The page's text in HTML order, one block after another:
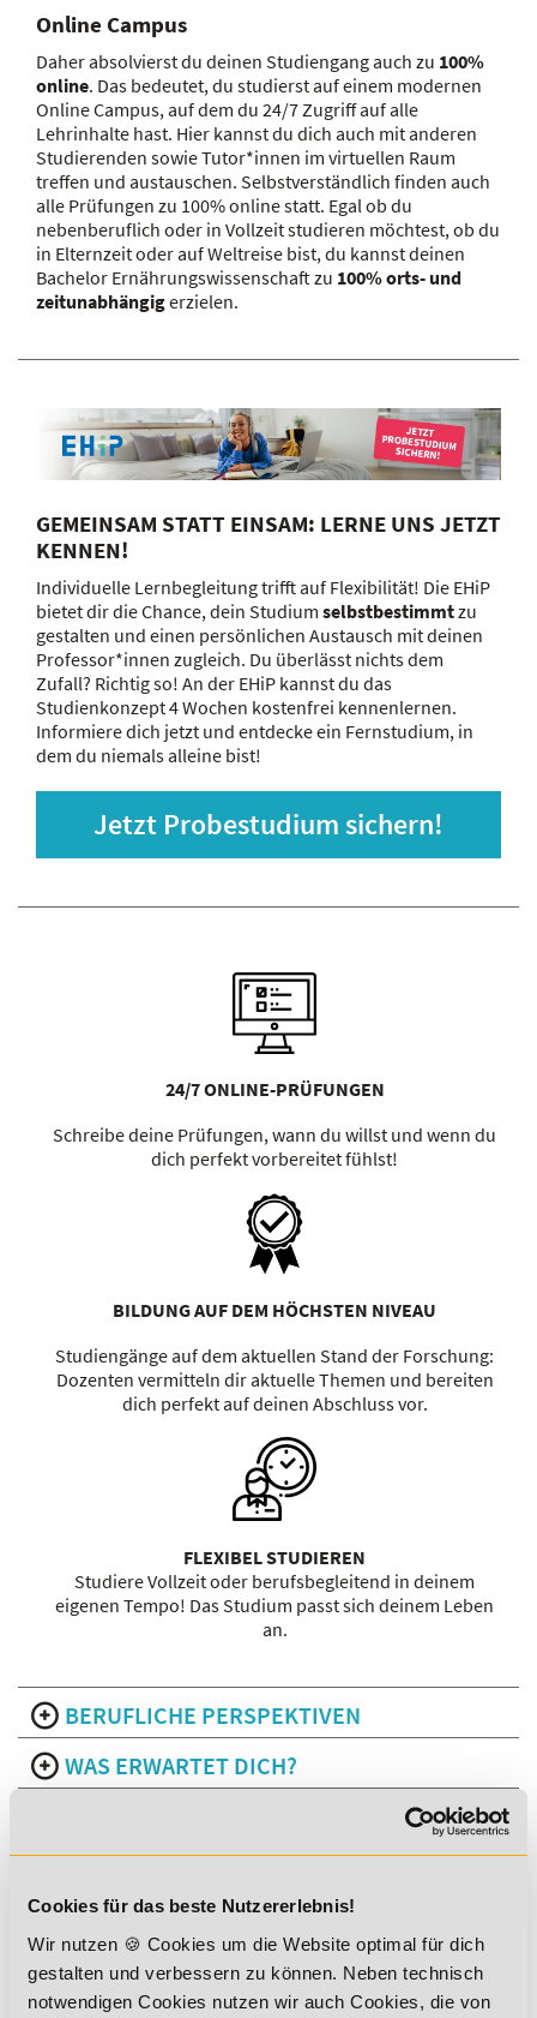
Cookies für das beste Nutzererlebnis!
Wir nutzen 🍪 Cookies um die Website optimal für dich
gestalten und verbessern zu können. Neben technisch
notwendigen Cookies nutzen wir auch Cookies, die von
Online Campus
Daher absolvierst du deinen Studiengang auch zu 100%
online. Das bedeutet, du studierst auf einem modernen
Online Campus, auf dem du 24/7 Zugriff auf alle
Lehrinhalte hast. Hier kannst du dich auch mit anderen
Studierenden sowie Tutor*innen im virtuellen Raum
treffen und austauschen. Selbstverständlich finden auch
alle Prüfungen zu 100% online statt. Egal ob du
nebenberuflich oder in Vollzeit studieren möchtest, ob du
in Elternzeit oder auf Weltreise bist, du kannst deinen
Bachelor Ernährungswissenschaft zu 100% orts- und
zeitunabhängigerzielen.
GEMEINSAM STATT EINSAM: LERNE UNS JETZT
KENNEN!
Individuelle Lernbegleitung trifft auf Flexibilität! Die EHiP
bietet dir die Chance, dein Studium selbstbestimmtzu
gestalten und einen persönlichen Austausch mit deinen
Professor*innen zugleich. Du überlässt nichts dem
Zufall? Richtig so! An der EHiP kannst du das
Studienkonzept 4 Wochen kostenfrei kennenlernen.
Informiere dich jetzt und entdecke ein Fernstudium, in
dem du niemals alleine bist!
Jetzt Probestudium sichern!
24/7 ONLINE-PRÜFUNGEN
Schreibe deine Prüfungen, wann du willst und wenn du
dich perfekt vorbereitet fühlst!
BILDUNG AUF DEM HÖCHSTEN NIVEAU
Studiengänge auf dem aktuellen Stand der Forschung:
Dozenten vermitteln dir aktuelle Themen und bereiten
dich perfekt auf deinen Abschluss vor.
FLEXIBEL STUDIEREN
Studiere Vollzeit oder berufsbegleitend in deinem
eigenen Tempo! Das Studium passt sich deinem Leben
an.
BERUFLICHE PERSPEKTIVEN
WAS ERWARTET DICH?
DEINE VORTEILE IM ÜBERBLICK
PRÄSENZPHASENTERMINE
VORAUSSETZUNGEN